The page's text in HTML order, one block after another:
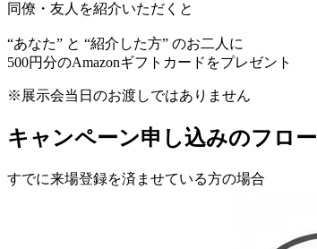
同僚・友人を紹介いただくと
“あなた” と “紹介した方” のお二人に
500円分のAmazonギフトカードをプレゼント
※展示会当日のお渡しではありません
キャンペーン申し込みのフロー
すでに来場登録を済ませている方の場合